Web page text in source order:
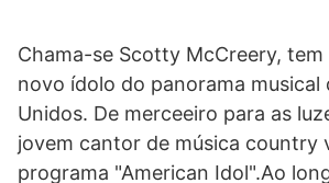
Chama-se Scotty McCreery, tem
novo ídolo do panorama musical
Unidos. De merceeiro para as
jovem cantor de música country
programa "American Idol".Ao